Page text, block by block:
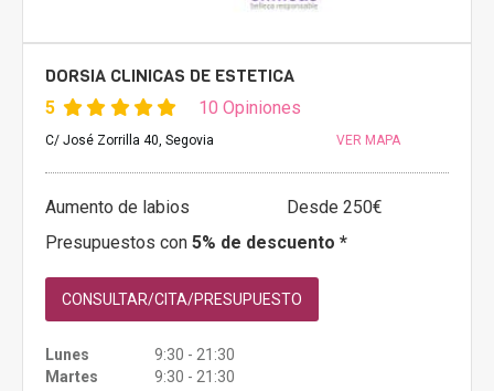
DORSIA CLINICAS DE ESTETICA
5 10 Opiniones
C/ José Zorrilla 40, Segovia VER MAPA
Aumento de labios
Desde 250€
Presupuestos con 5% de descuento *
CONSULTAR/CITA/PRESUPUESTO
Lunes
9:30 - 21:30
Martes
9:30 - 21:30